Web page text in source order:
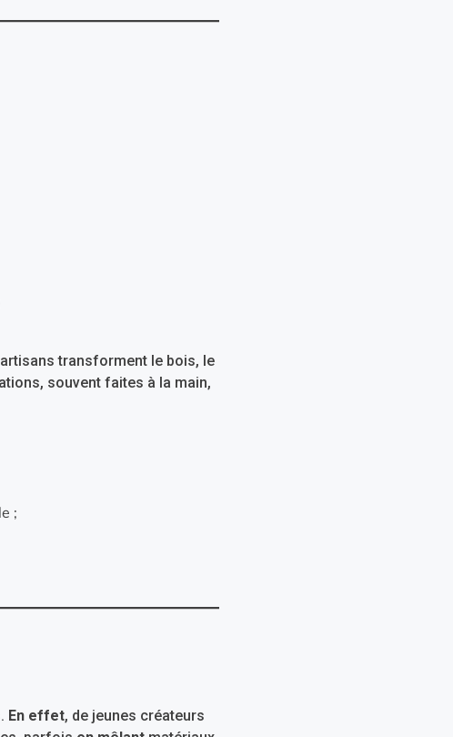
transforment le bois, le
souvent faites à la main,
;
En effet, de jeunes créateurs